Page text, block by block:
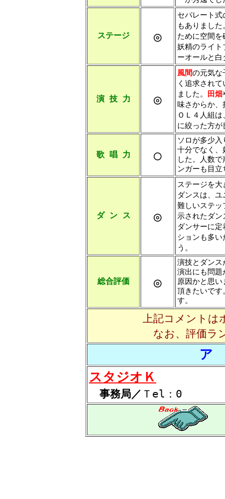
ステージ ◎
セパレート
もありまし
ために空間
妖精のライト
ーオールと
演 技 力 ◎
風間の元気な
く追求され
ました。
田畑
味さからか、
ＯＬ４人組
に絞った方
歌 唱 力 ○
ソロが多少
十分でなく、
した。人数
ンガーも目
ダ ン ス ◎
ステージを
ダンスは、
難しいステッ
示されたダン
ダンサーに
ションも多
う。
総合評価 ◎
演技とダンス
演出にも問題
原因かと思
頂きたいです
す。
上記コメントは
なお、評価ラ
ア
スタジオＫ
事務局／ Ｔel：0